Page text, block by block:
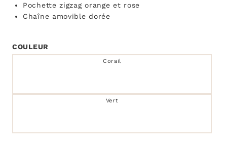
Pochette zigzag orange et rose
Chaîne amovible dorée
COULEUR
Corail
Vert